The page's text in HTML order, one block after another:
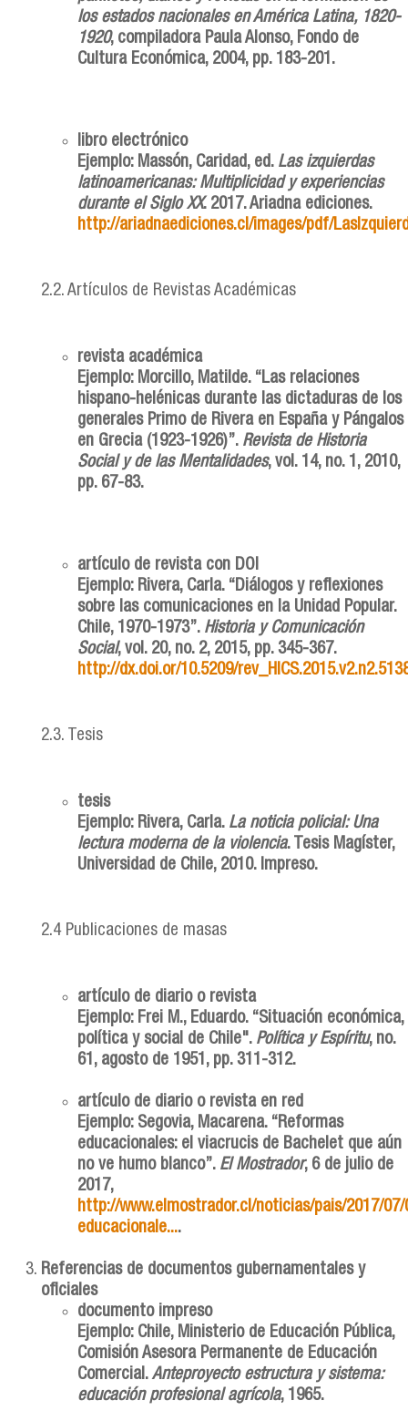
los estados nacionales en América Latina, 1820-
1920, compiladora Paula Alonso, Fondo de
Cultura Económica, 2004, pp. 183-201.
libro electrónico
Ejemplo: Massón, Caridad, ed. Las izquierdas
latinoamericanas: Multiplicidad y experiencias
durante el Siglo XX. 2017. Ariadna ediciones.
http://ariadnaediciones.cl/images/pdf/
2.2. Artículos de Revistas Académicas
revista académica
Ejemplo: Morcillo, Matilde. “Las relaciones
hispano-helénicas durante las dictaduras de los
generales Primo de Rivera en España y Pángalos
en Grecia (1923-1926)”. Revista de Historia
Social y de las Mentalidades, vol. 14, no. 1, 2010,
pp. 67-83.
artículo de revista con DOI
Ejemplo: Rivera, Carla. “Diálogos y reflexiones
sobre las comunicaciones en la Unidad Popular.
Chile, 1970-1973”. Historia y Comunicación
Social, vol. 20, no. 2, 2015, pp. 345-367.
http://dx.doi.or/10.5209/
2.3. Tesis
tesis
Ejemplo: Rivera, Carla. La noticia policial: Una
lectura moderna de la violencia. Tesis Magíster,
Universidad de Chile, 2010. Impreso.
2.4 Publicaciones de masas
artículo de diario o revista
Ejemplo: Frei M., Eduardo. “Situación económica,
política y social de Chile". Política y Espíritu, no.
61, agosto de 1951, pp. 311-312.
artículo de diario o revista en red
Ejemplo: Segovia, Macarena. “Reformas
educacionales: el viacrucis de Bachelet que aún
no ve humo blanco”. El Mostrador, 6 de julio de
2017,
http://www.elmostrador.cl/noticias/pais/2017/
educacionale....
Referencias de documentos gubernamentales y
oficiales
documento impreso
Ejemplo: Chile, Ministerio de Educación Pública,
Comisión Asesora Permanente de Educación
Comercial.Anteproyecto estructura y sistema:
educación profesional agrícola, 1965.